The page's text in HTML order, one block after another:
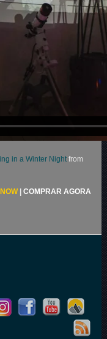
in a Winter Nightfrom
| COMPRAR AGORA